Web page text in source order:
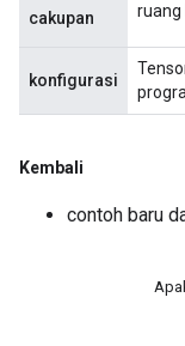
cakupan ruang
konfigurasi
Kembali
contoh baru